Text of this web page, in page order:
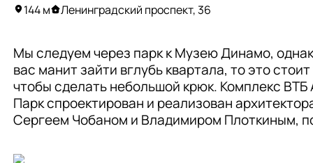
стенами Академии спорта стала идеальным
для фотосессий. Поэтому если вы любите
перспективы с лестницами, то вам сюда.
144 м Ленинградский проспект, 36
Мы следуем через парк к Музею Динамо,
вас манит зайти вглубь квартала, то это стоит
чтобы сделать небольшой крюк. Комплекс ВТБ
Парк спроектирован и реализован
Сергеем Чобаном и Владимиром Плоткиным,
традиционного направления и модернизмом.